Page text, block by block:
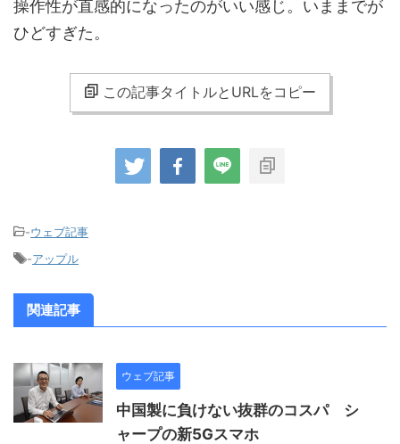
操作性が直感的になったのがいい感じ。いままでが
ひどすぎた。
この記事タイトルとURLをコピー
-ウェブ記事
-アップル
関連記事
ウェブ記事
中国製に負けない抜群のコスパ シ
ャープの新5Gスマホ